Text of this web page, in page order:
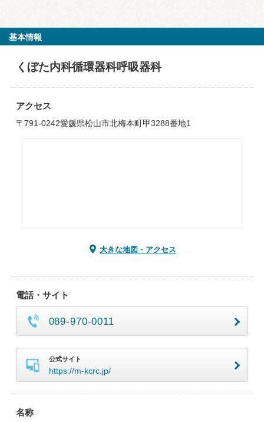
基本情報
くぼた内科循環器科呼吸器科
アクセス
〒791-0242愛媛県松山市北梅本町甲3288番地1
大きな地図・アクセス
電話・サイト
089-970-0011
公式サイト
https://m-kcrc.jp/
名称